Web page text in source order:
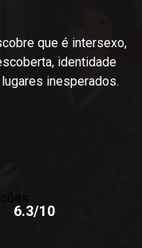
que é intersexo,
identidade
inesperados.
6.3/10